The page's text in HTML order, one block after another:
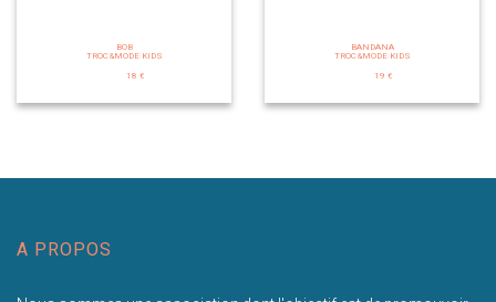
BOB
TROC&MODE KIDS
18 €
BANDANA
TROC&MODE KIDS
19 €
A PROPOS